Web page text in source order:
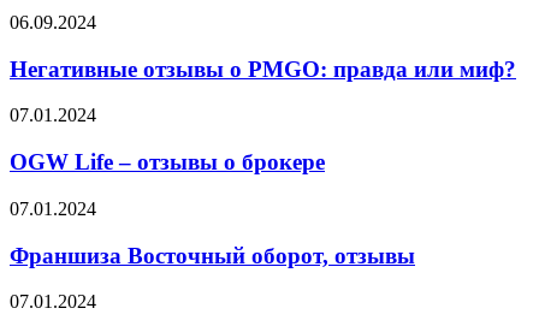
Тайги
что
этом
партнёры
Негативные
о
PMGO:
правда
миф?
06.09.2024
Негативные отзывы о PMGO: правда или миф?
OGW
–
отзывы
о
брокере
07.01.2024
OGW Life – отзывы о брокере
Франшиза
оборот,
отзывы
07.01.2024
Франшиза Восточный оборот, отзывы
Ares
07.01.2024